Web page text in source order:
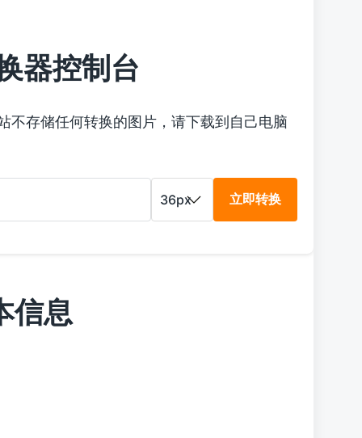
器控制台
不存储任何转换的图片，请下载到自己电脑
立即转换
信息